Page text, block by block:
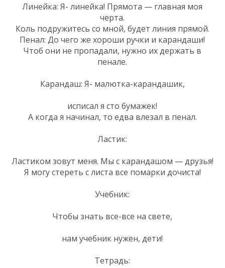
Линейка: Я- линейка! Прямота — главная моя
черта.
Коль подружитесь со мной, будет линия прямой.
Пенал: До чего же хороши ручки и карандаши!
Чтоб они не пропадали, нужно их держать в
пенале.
Карандаш: Я- малютка-карандашик,
исписал я сто бумажек!
А когда я начинал, то едва влезал в пенал.
Ластик:
Ластиком зовут меня. Мы с карандашом — друзья!
Я могу стереть с листа все помарки дочиста!
Учебник:
Чтобы знать все-все на свете,
нам учебник нужен, дети!
Тетрадь: